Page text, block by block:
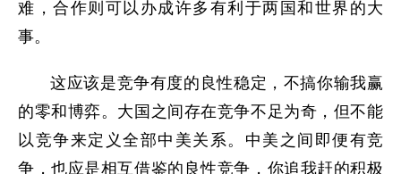
难，合作则可以办成许多有利于两国和世界的大
事。
这应该是竞争有度的良性稳定，不搞你输我赢
的零和博弈。大国之间存在竞争不足为奇，但不能
以竞争来定义全部中美关系。中美之间即便有竞
争，也应是相互借鉴的良性竞争，你追我赶的积极